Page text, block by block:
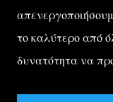
το καλύτερο από
δυνατότητα να